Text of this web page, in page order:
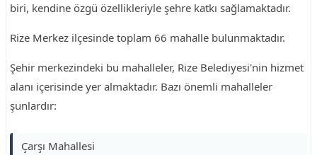
biri, kendine özgü özellikleriyle şehre katkı sağlamaktadır.
Rize Merkez ilçesinde toplam 66 mahalle bulunmaktadır.
Şehir merkezindeki bu mahalleler, Rize Belediyesi'nin hizmet
alanı içerisinde yer almaktadır. Bazı önemli mahalleler
şunlardır:
Çarşı Mahallesi